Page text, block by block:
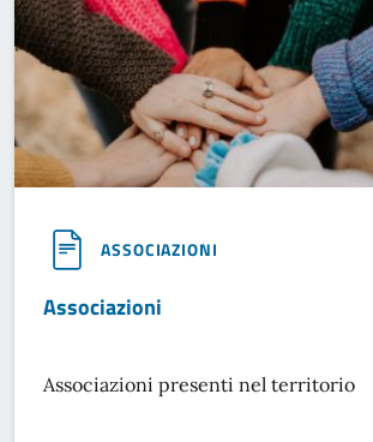
ASSOCIAZIONI
Associazioni
Associazioni presenti nel territorio